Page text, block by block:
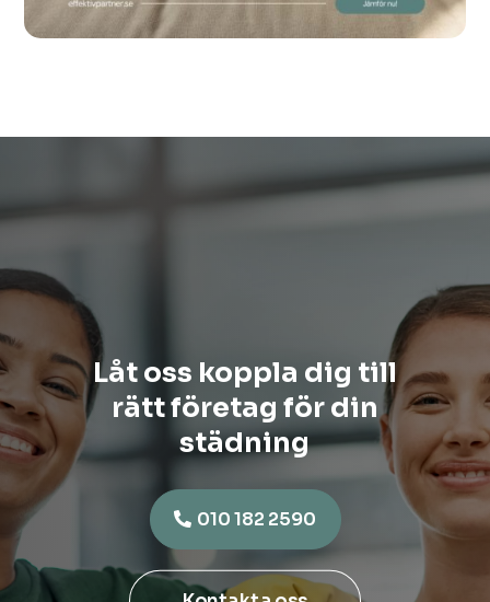
Låt oss koppla dig till
rätt företag för din
städning
010 182 2590